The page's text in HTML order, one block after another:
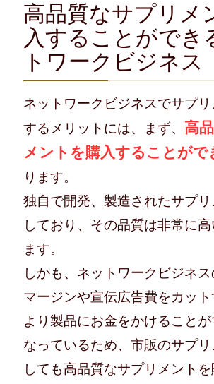
高品質なサプリメ
入することができ
トワークビジネス
ネットワークビジネスでサプリ
するメリットには、まず、 高
メントを購入することがで
ります。
独自で開発、製造されたサプ
しており、その品質は非常に
ます。
しかも、ネットワークビジネ
マージンや宣伝広告費をカット
より製品にお金をかけること
なっているため、市販のサプ
しても高品質なサプリメント